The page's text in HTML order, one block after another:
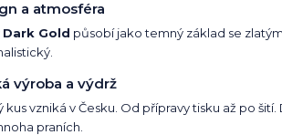
a atmosféra
Dark Gold působí jako temný základ se
výroba a výdrž
kus vzniká v Česku. Od přípravy tisku až po
praních.